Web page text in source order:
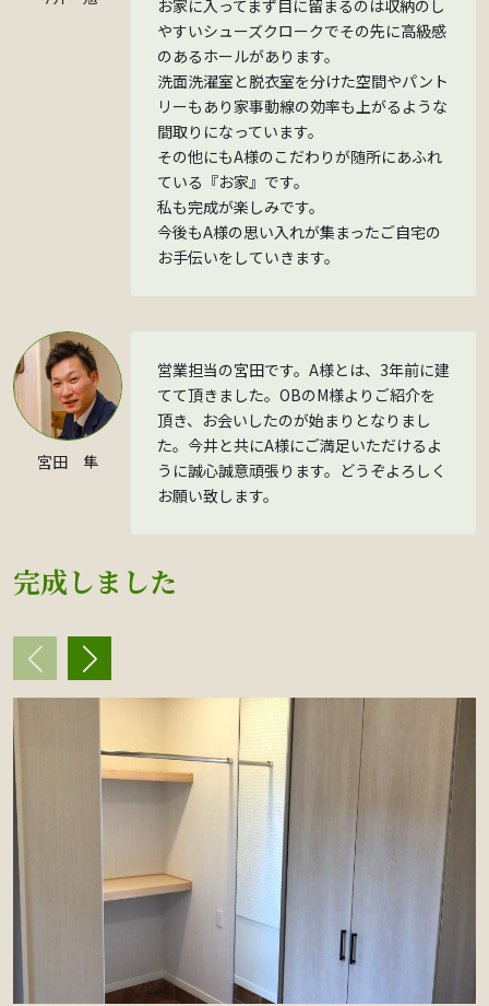
お家に入ってまず目に留まるのは収納のし
やすいシューズクロークでその先に高級感
のあるホールがあります。
洗面洗濯室と脱衣室を分けた空間やパント
リーもあり家事動線の効率も上がるような
間取りになっています。
その他にもA様のこだわりが随所にあふれ
ている『お家』です。
私も完成が楽しみです。
今後もA様の思い入れが集まったご自宅の
お手伝いをしていきます。
宮田 隼
営業担当の宮田です。A様とは、3年前に建
てて頂きました。OBのM様よりご紹介を
頂き、お会いしたのが始まりとなりまし
た。今井と共にA様にご満足いただけるよ
うに誠心誠意頑張ります。どうぞよろしく
お願い致します。
完成しました